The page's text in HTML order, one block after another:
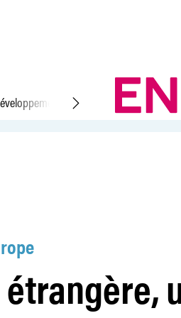
durable Droit du travail
(3/3)